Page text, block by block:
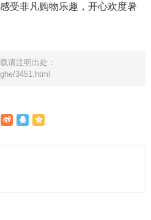
受非凡购物乐趣，开心欢度暑
请注明出处：
3451.html